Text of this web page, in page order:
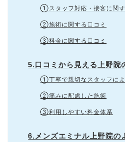
①スタッフ対応・接客に関す
②施術に関する口コミ
③料金に関する口コミ
5.口コミから見える上野院
①丁寧で親切なスタッフに
②痛みに配慮した施術
③利用しやすい料金体系
6.メンズエミナル上野院の